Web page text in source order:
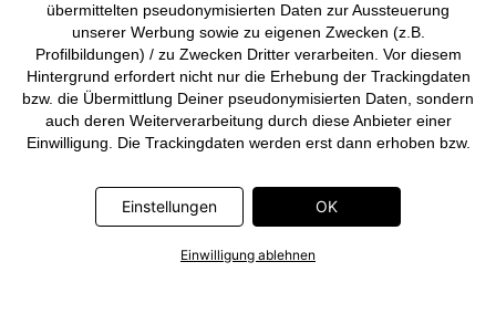
übermittelten pseudonymisierten Daten zur Aussteuerung
unserer Werbung sowie zu eigenen Zwecken (z.B.
Profilbildungen) / zu Zwecken Dritter verarbeiten. Vor diesem
Hintergrund erfordert nicht nur die Erhebung der Trackingdaten
bzw. die Übermittlung Deiner pseudonymisierten Daten, sondern
auch deren Weiterverarbeitung durch diese Anbieter einer
Einwilligung. Die Trackingdaten werden erst dann erhoben bzw.
auf den in dem Banner auf bonprix.de wiedergebenden Button
„OK” klickst. Bei den Partnern handelt es sich um die folgenden
Unternehmen: Meta Platforms Ireland Limited, Google Ireland
Limited, Pinterest Europe Limited, Microsoft Ireland Operations
Einstellungen OK
Einwilligung ablehnen